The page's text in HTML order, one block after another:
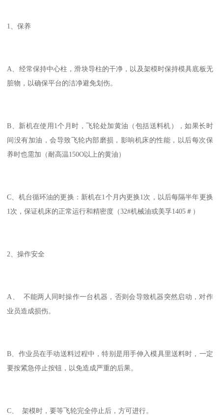
1、保养
A、经常保持中心柱，滑块导柱的干净，以及架模时保持模具底板无
脏物，以确保平台的洁净避免划伤。
B、新机在使用1个月时，飞轮处加黄油（包括送料机），如果长时
间没有加油，会导致飞轮内部磨损，影响机床的性能，以后每次保
养时也需加（耐高温150O以上的黄油）
C、机台循环油的更换：新机在1个月内更换1次，以后每隔半年更换
1次，保证机床的正常运行和精密度（32#机械油或美孚1405＃）
2、操作安全
A、 不能两人同时操作一台机器，否则会导致机器突然启动，对作
业员造成损伤。
B、作业员在手动送料过程中，特别是用手伸入模具里送料时，一定
要按紧急停止按钮，以免造成严重的后果。
C、 架模时，要等飞轮完全停止后，方可进行。